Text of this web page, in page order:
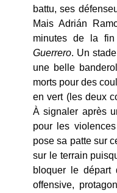
battu, ses
Mais Adrián
minutes de la
Guerrero. Un
une belle
morts pour des
en vert (les deux
À signaler après
pour les
pose sa patte sur
sur le terrain
bloquer le départ
offensive,